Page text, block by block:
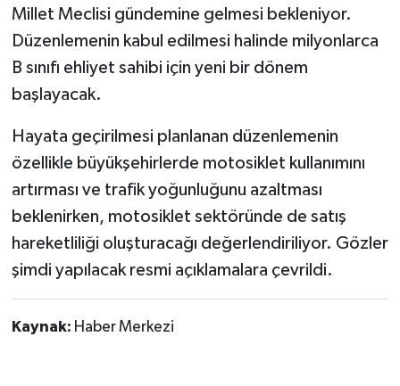
Millet Meclisi gündemine gelmesi bekleniyor.
Düzenlemenin kabul edilmesi halinde milyonlarca
B sınıfı ehliyet sahibi için yeni bir dönem
başlayacak.
Hayata geçirilmesi planlanan düzenlemenin
özellikle büyükşehirlerde motosiklet kullanımını
artırması ve trafik yoğunluğunu azaltması
beklenirken, motosiklet sektöründe de satış
hareketliliği oluşturacağı değerlendiriliyor. Gözler
şimdi yapılacak resmi açıklamalara çevrildi.
Kaynak: Haber Merkezi